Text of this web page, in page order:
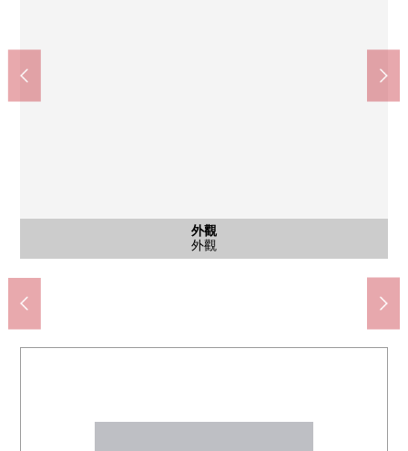
外觀
外觀
外觀
外觀
外觀
外觀
外觀
外觀
外觀
外觀
外觀
外觀
含有前面道路的外觀
含有前面道路的外觀
含有前面道路的外觀
含有前面道路的外觀
立川幸小學(約650m)
立川第4中學(約240m)